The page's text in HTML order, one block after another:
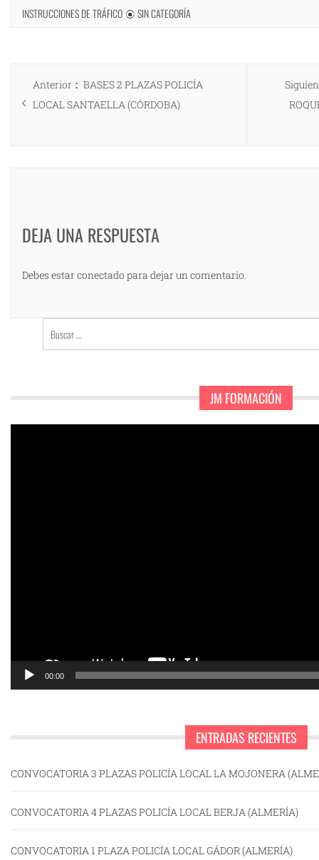
INSTRUCCIONES DE TRÁFICO SIN CATEGORÍA
Navegación
de Anterior
Entrada
anterior:
BASES 2 PLAZAS POLICÍA
LOCAL SANTAELLA (CÓRDOBA)
DEJA UNA RESPUESTA
Debes estar conectado para dejar un comentario.
Buscar:
JM FORMACIÓN
00:00
ENTRADAS RECIENTES
CONVOCATORIA 3 PLAZAS POLICÍA LOCAL LA MOJONERA
CONVOCATORIA 4 PLAZAS POLICÍA LOCAL BERJA (ALMERÍA)
CONVOCATORIA 1 PLAZA POLICÍA LOCAL GÁDOR (ALMERÍA)